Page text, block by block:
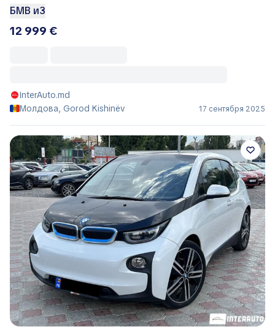
БМВ и3
12 999 €
InterAuto.md
Молдова, Gorod Kishinëv
17 сентября 2025